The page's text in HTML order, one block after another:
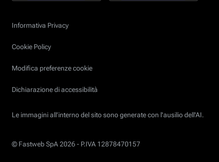
Informativa Privacy
Cookie Policy
Modifica preferenze cookie
Dichiarazione di accessibilità
Le immagini all’interno del sito sono generate con l'ausilio dell'AI.
© Fastweb SpA 2026 - P.IVA 12878470157